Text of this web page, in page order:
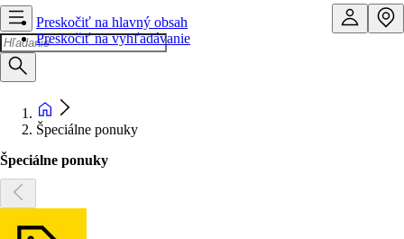
Preskočiť na hlavný obsah
Preskočiť na vyhľadávanie
Špeciálne ponuky
Špeciálne ponuky